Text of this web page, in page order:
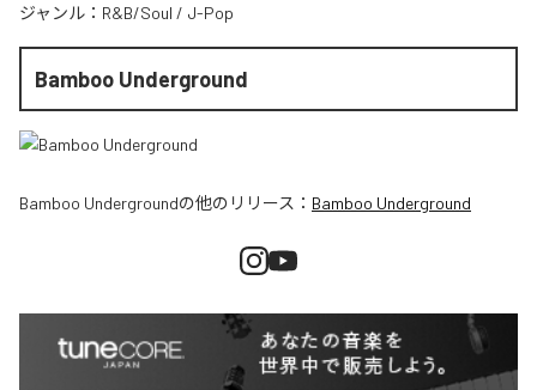
ジャンル： R&B/Soul / J-Pop
Bamboo Underground
Bamboo Undergroundの他のリリース： Bamboo Underground